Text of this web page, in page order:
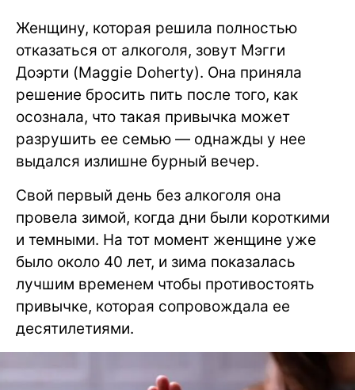
Женщину, которая решила полностью
отказаться от алкоголя, зовут Мэгги
Доэрти (Maggie Doherty). Она приняла
решение бросить пить после того, как
осознала, что такая привычка может
разрушить ее семью — однажды у нее
выдался излишне бурный вечер.
Свой первый день без алкоголя она
провела зимой, когда дни были короткими
и темными. На тот момент женщине уже
было около 40 лет, и зима показалась
лучшим временем чтобы противостоять
привычке, которая сопровождала ее
десятилетиями.